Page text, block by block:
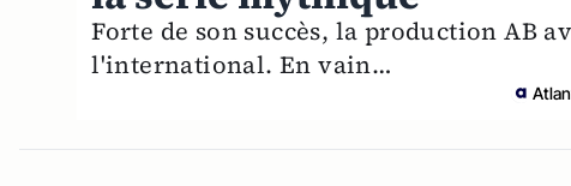
Forte de son succès, la production AB
l'international. En vain…